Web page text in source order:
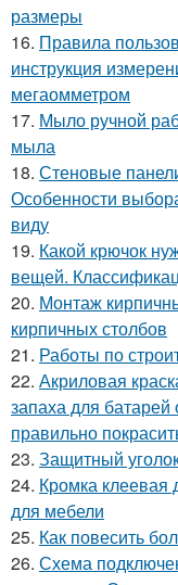
размеры
16. Правила
инструкция
мегаомметром
17. Мыло ручной
мыла
18. Стеновые
Особенности
виду
19. Какой крючок
вещей.
20. Монтаж
кирпичных столбов
21. Работы по
22. Акриловая
запаха для
правильно
23. Защитный
24. Кромка клеевая
для мебели
25. Как повесить
26. Схема